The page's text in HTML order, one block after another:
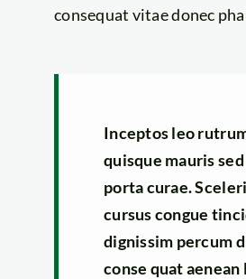
consequat vitae donec
Inceptos leo
quisque mauris
porta curae.
cursus congue
dignissim percum
conse quat aenean